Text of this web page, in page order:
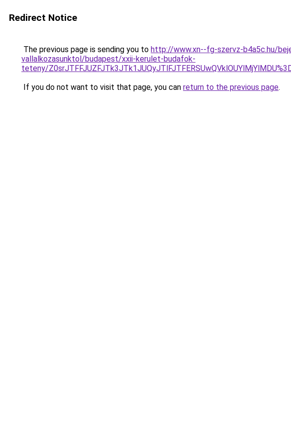
Redirect Notice
The previous page is sending you to http://www.xn--fg-szervz-b4a5c.hu/
vallalkozasunktol/budapest/xxii-kerulet-budafok-
teteny/
If you do not want to visit that page, you can return to the previous page.